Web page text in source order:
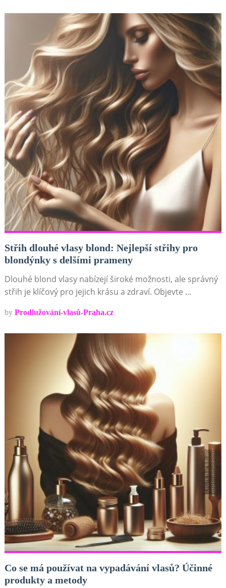
Střih dlouhé vlasy blond: Nejlepší střihy pro
blondýnky s delšími prameny
Dlouhé blond vlasy nabízejí široké možnosti, ale správný
střih je klíčový pro jejich krásu a zdraví. Objevte …
by Prodlužování-vlasů-Praha.cz
Co se má používat na vypadávání vlasů? Účinné
produkty a metody